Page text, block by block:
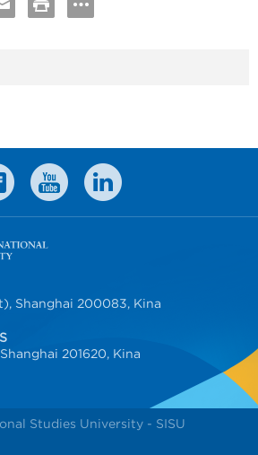
Shanghai 200083, Kina
201620, Kina
Studies University - SISU